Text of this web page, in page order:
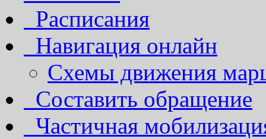
Расписания
Навигация онлайн
Схемы движения
Составить обращение
Частичная